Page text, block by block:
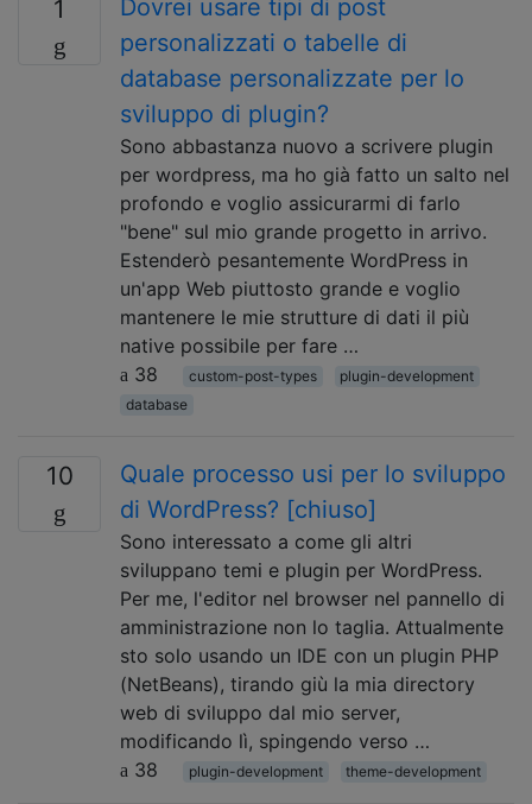
1
Dovrei usare tipi di post
personalizzati o tabelle di
database personalizzate per lo
sviluppo di plugin?
Sono abbastanza nuovo a scrivere plugin
per wordpress, ma ho già fatto un salto nel
profondo e voglio assicurarmi di farlo
"bene" sul mio grande progetto in arrivo.
Estenderò pesantemente WordPress in
un'app Web piuttosto grande e voglio
mantenere le mie strutture di dati il ​​più
native possibile per fare …
38
custom-post-types
plugin-development
database
10
Quale processo usi per lo sviluppo
di WordPress? [chiuso]
Sono interessato a come gli altri
sviluppano temi e plugin per WordPress.
Per me, l'editor nel browser nel pannello di
amministrazione non lo taglia. Attualmente
sto solo usando un IDE con un plugin PHP
(NetBeans), tirando giù la mia directory
web di sviluppo dal mio server,
modificando lì, spingendo verso …
38
plugin-development theme-development